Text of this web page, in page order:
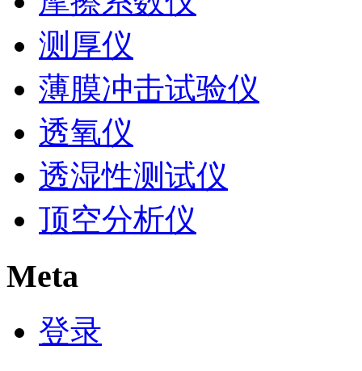
测厚仪
薄膜冲击试验仪
透氧仪
透湿性测试仪
顶空分析仪
Meta
登录